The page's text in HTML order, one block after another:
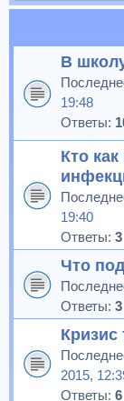
В
19:48
Ответы:
Кто
19:40
Ответы: 3
Что
Ответы: 3
Кризис
2015,
Ответы: 6